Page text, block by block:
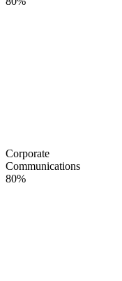
Corporate
Communications
80%